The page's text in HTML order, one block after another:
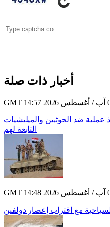
أخبار ذات صلة
عملية ضد الحوثيين والميليشيات
التابعة لهم
مع اقتراب إعصار دولفين